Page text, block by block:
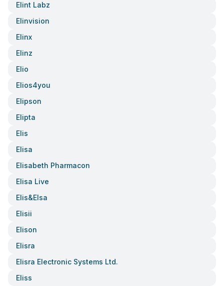
Elint Labz
Elinvision
Elinx
Elinz
Elio
Elios4you
Elipson
Elipta
Elis
Elisa
Elisabeth Pharmacon
Elisa Live
Elis&elsa
Elisii
Elison
Elisra
Elisra Electronic Systems Ltd.
Eliss